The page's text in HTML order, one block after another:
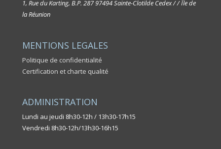
1, Rue du Karting, B.P. 28797494 Sainte-Clotilde Cedex / / Île de
la Réunion
MENTIONS LEGALES
Politique de confidentialité
Certification et charte qualité
ADMINISTRATION
Lundi au jeudi 8h30-12h / 13h30-17h15
Vendredi 8h30-12h/13h30-16h15